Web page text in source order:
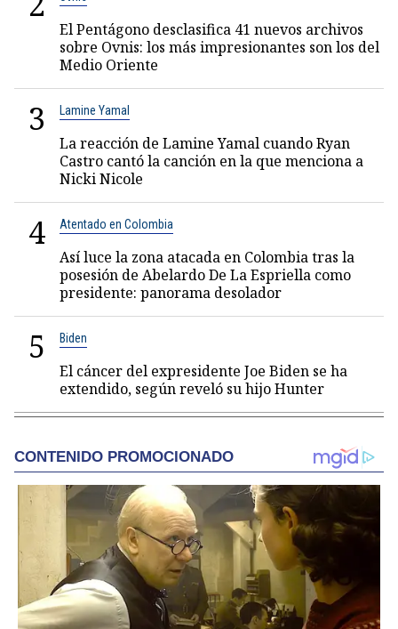
El Pentágono desclasifica 41 nuevos archivos
sobre Ovnis: los más impresionantes son los del
Medio Oriente
3 Lamine Yamal
La reacción de Lamine Yamal cuando Ryan
Castro cantó la canción en la que menciona a
Nicki Nicole
4 Atentado en Colombia
Así luce la zona atacada en Colombia tras la
posesión de Abelardo De La Espriella como
presidente: panorama desolador
5 Biden
El cáncer del expresidente Joe Biden se ha
extendido, según reveló su hijo Hunter